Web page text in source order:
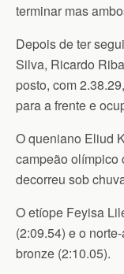
terminar mas
Depois de ter
Silva, Ricardo
posto, com
para a frente e
O queniano Eliud
campeão olímpico
decorreu sob
O etíope Feyisa
(2:09.54) e o
bronze (2:10.05).